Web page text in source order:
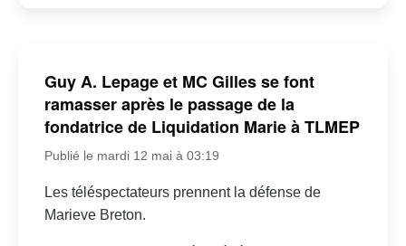
Guy A. Lepage et MC Gilles se font
ramasser après le passage de la
fondatrice de Liquidation Marie à TLMEP
Publié le mardi 12 mai à 03:19
Les téléspectateurs prennent la défense de
Marieve Breton.